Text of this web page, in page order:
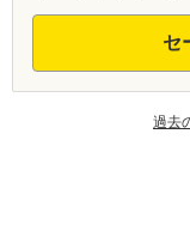
セ
過去